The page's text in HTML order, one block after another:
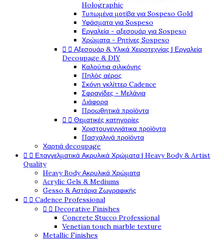
Holographic
Τυπωμένα μοτίβα για Sospeso Gold
Υφάσματα για Sospeso
Εργαλεία - αξεσουάρ για Sospeso
Χρώματα - Ρητίνες Sospeso
  Αξεσουάρ & Υλικά Χειροτεχνίας | Εργαλεία
Decoupage & DIY
Καλούπια σιλικόνης
Πηλός αέρος
Σκόνη γκλίττερ Cadence
Σφραγίδες - Μελάνια
Διάφορα
Προωθητικά προϊόντα
  Θεματικές κατηγορίες
Χριστουγεννιάτικα προϊόντα
Πασχαλινά προϊόντα
Χαρτιά decoupage
  Επαγγελματικά Ακρυλικά Χρώματα | Heavy Body & Artist
Quality
Heavy Body Ακρυλικά Χρώματα
Acrylic Gels & Mediums
Gesso & Αστάρια Ζωγραφικής
  Cadence Professional
  Decorative Finishes
Concrete Stucco Professional
Venetian touch marble texture
Metallic Finishes